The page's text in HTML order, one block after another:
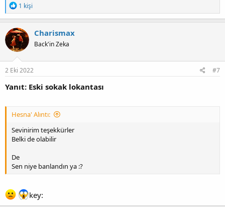
T
e
p
k
i
l
e
r
1 kişi
Charismax
Back'in Zeka
2 Eki 2022 #7
Yanıt: Eski sokak lokantası
Hesna' Alıntı:
Sevinirim teşekkürler
Belki de olabilir
De
Sen niye banlandın ya :?
key: